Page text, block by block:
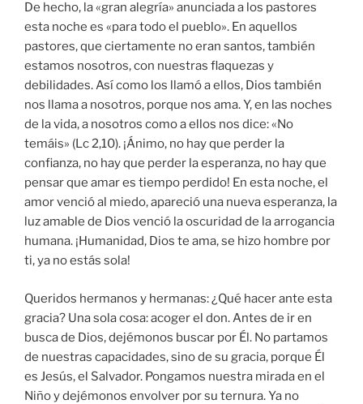
De hecho, la «gran alegría» anunciada a los pastores
esta noche es «para todo el pueblo». En aquellos
pastores, que ciertamente no eran santos, también
estamos nosotros, con nuestras flaquezas y
debilidades. Así como los llamó a ellos, Dios también
nos llama a nosotros, porque nos ama. Y, en las noches
de la vida, a nosotros como a ellos nos dice: «No
temáis» (Lc 2,10). ¡Ánimo, no hay que perder la
confianza, no hay que perder la esperanza, no hay que
pensar que amar es tiempo perdido! En esta noche, el
amor venció al miedo, apareció una nueva esperanza, la
luz amable de Dios venció la oscuridad de la arrogancia
humana. ¡Humanidad, Dios te ama, se hizo hombre por
ti, ya no estás sola!
Queridos hermanos y hermanas: ¿Qué hacer ante esta
gracia? Una sola cosa: acoger el don. Antes de ir en
busca de Dios, dejémonos buscar por Él. No partamos
de nuestras capacidades, sino de su gracia, porque Él
es Jesús, el Salvador. Pongamos nuestra mirada en el
Niño y dejémonos envolver por su ternura. Ya no